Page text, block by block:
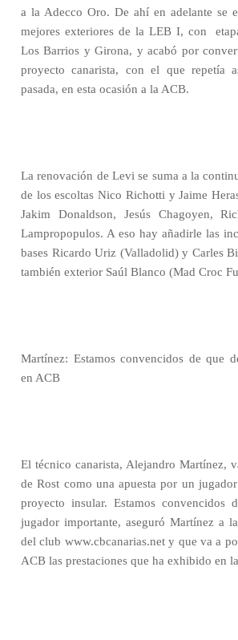
a la Adecco Oro. De ahí en adelante se
mejores exteriores de la LEB I, con
Los Barrios y Girona, y acabó por
proyecto canarista, con el que repetía
pasada, en esta ocasión a la ACB.
La renovación de Levi se suma a la
de los escoltas Nico Richotti y Jaime
Jakim Donaldson, Jesús Chagoyen,
Lampropopulos. A eso hay añadirle las
bases Ricardo Uriz (Valladolid) y Carles
también exterior Saúl Blanco (Mad Croc
Martínez: Estamos convencidos de que
en ACB
El técnico canarista, Alejandro Martínez,
de Rost como una apuesta por un
proyecto insular. Estamos
jugador importante, aseguró Martínez a
del club www.cbcanarias.net y que va a
ACB las prestaciones que ha exhibido en la